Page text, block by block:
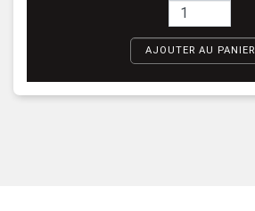
AJOUTER AU PANIER